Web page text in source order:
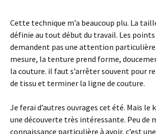
Cette technique m’a beaucoup plu. La
définie au tout début du travail. Les
demandent pas une attention
mesure, la tenture prend forme,
la couture. il faut s’arrêter souvent pour
de tissu et terminer la ligne de couture.
Je ferai d’autres ouvrages cet été. Mais le
une découverte très intéressante. Peu de
connaissance particulière à avoir, c’est